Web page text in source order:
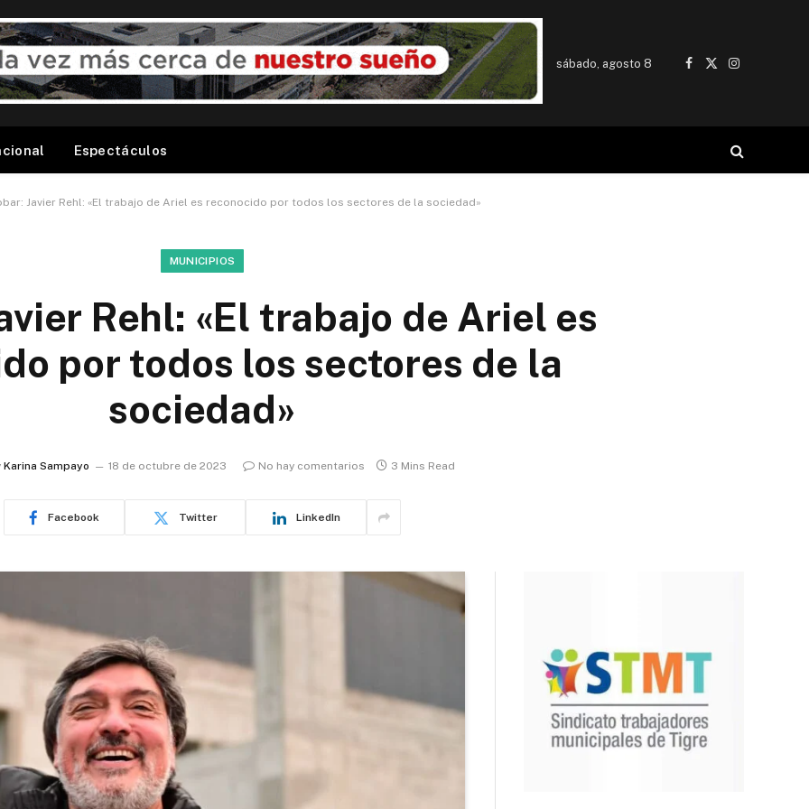
sábado, agosto 8
Facebook
X
Instagram
Espectáculos
Javier Rehl: «El trabajo de Ariel es reconocido por todos los sectores de la sociedad»
MUNICIPIOS
Rehl: «El trabajo de Ariel es
por todos los sectores de la
sociedad»
Karina Sampayo 18 de octubre de 2023 No hay comentarios 3 Mins Read
Facebook Twitter LinkedIn